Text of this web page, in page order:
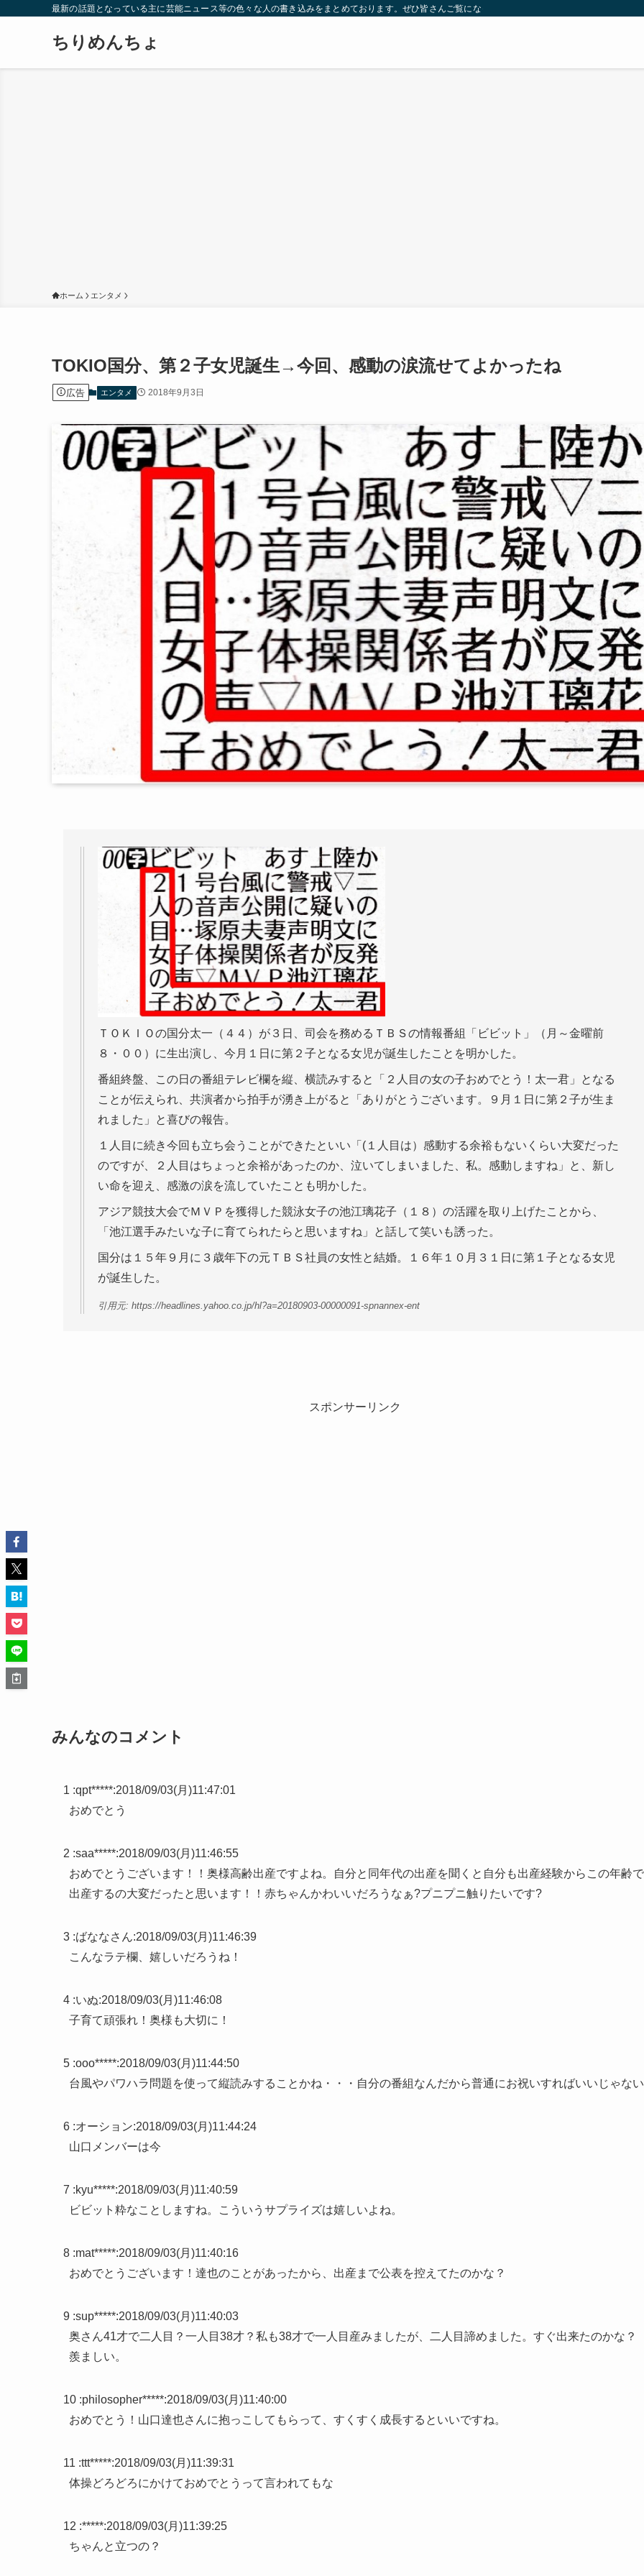
最新の話題となっている主に芸能ニュース等の色々な人の書き込みをまとめております。ぜひ皆さんご覧になっていってください。
ちりめんちょ
ホーム エンタメ
TOKIO国分、第２子女児誕生→今回、感動の涙流せてよかったね
広告 エンタメ 2018年9月3日
ＴＯＫＩＯの国分太一（４４）が３日、司会を務めるＴＢＳの情報番組「ビビット」（月～金曜前
８・００）に生出演し、今月１日に第２子となる女児が誕生したことを明かした。
番組終盤、この日の番組テレビ欄を縦、横読みすると「２人目の女の子おめでとう！太一君」となる
ことが伝えられ、共演者から拍手が湧き上がると「ありがとうございます。９月１日に第２子が生ま
れました」と喜びの報告。
１人目に続き今回も立ち会うことができたといい「(１人目は）感動する余裕もないくらい大変だった
のですが、２人目はちょっと余裕があったのか、泣いてしまいました、私。感動しますね」と、新し
い命を迎え、感激の涙を流していたことも明かした。
アジア競技大会でＭＶＰを獲得した競泳女子の池江璃花子（１８）の活躍を取り上げたことから、
「池江選手みたいな子に育てられたらと思いますね」と話して笑いも誘った。
国分は１５年９月に３歳年下の元ＴＢＳ社員の女性と結婚。１６年１０月３１日に第１子となる女児
が誕生した。
引用元: https://headlines.yahoo.co.jp/hl?a=20180903-00000091-spnannex-ent
スポンサーリンク
みんなのコメント
1 :qpt*****:2018/09/03(月)11:47:01
おめでとう
2 :saa*****:2018/09/03(月)11:46:55
おめでとうございます！！奥様高齢出産ですよね。自分と同年代の出産を聞くと自分も出産経験からこの年齢で
出産するの大変だったと思います！！赤ちゃんかわいいだろうなぁ?プニプニ触りたいです?
3 :ばななさん:2018/09/03(月)11:46:39
こんなラテ欄、嬉しいだろうね！
4 :いぬ:2018/09/03(月)11:46:08
子育て頑張れ！奥様も大切に！
5 :ooo*****:2018/09/03(月)11:44:50
台風やパワハラ問題を使って縦読みすることかね・・・自分の番組なんだから普通にお祝いすればいいじゃない
6 :オーション:2018/09/03(月)11:44:24
山口メンバーは今
7 :kyu*****:2018/09/03(月)11:40:59
ビビット粋なことしますね。こういうサプライズは嬉しいよね。
8 :mat*****:2018/09/03(月)11:40:16
おめでとうございます！達也のことがあったから、出産まで公表を控えてたのかな？
9 :sup*****:2018/09/03(月)11:40:03
奥さん41才で二人目？一人目38才？私も38才で一人目産みましたが、二人目諦めました。すぐ出来たのかな？
羨ましい。
10 :philosopher*****:2018/09/03(月)11:40:00
おめでとう！山口達也さんに抱っこしてもらって、すくすく成長するといいですね。
11 :ttt*****:2018/09/03(月)11:39:31
体操どろどろにかけておめでとうって言われてもな
12 :*****:2018/09/03(月)11:39:25
ちゃんと立つの？